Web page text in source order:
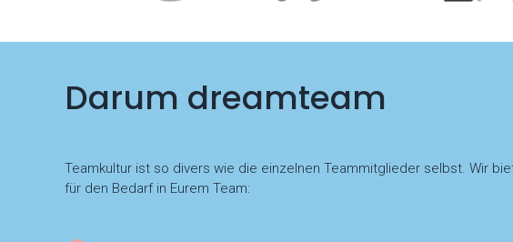
Darum dreamteam
Teamkultur ist so divers wie die einzelnen Teammitglieder selbst. Wir
für den Bedarf in Eurem Team: